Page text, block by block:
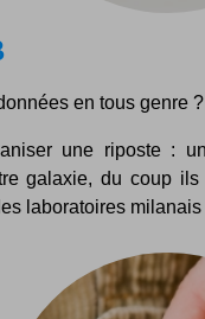
en tous genre ?
une riposte :
galaxie, du coup
laboratoires milanais